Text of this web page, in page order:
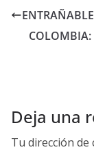
COLOMBIA:
Deja una
Tu dirección